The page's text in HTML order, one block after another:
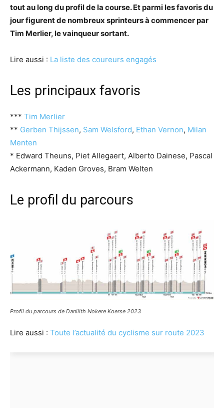
tout au long du profil de la course. Et parmi les favoris du
jour figurent de nombreux sprinteurs à commencer par
Tim Merlier, le vainqueur sortant.
Lire aussi : La liste des coureurs engagés
Les principaux favoris
*** Tim Merlier
** Gerben Thijssen, Sam Welsford, Ethan Vernon, Milan
Menten
* Edward Theuns, Piet Allegaert, Alberto Dainese, Pascal
Ackermann, Kaden Groves, Bram Welten
Le profil du parcours
Profil du parcours de Danilith Nokere Koerse 2023
Lire aussi : Toute l’actualité du cyclisme sur route 2023